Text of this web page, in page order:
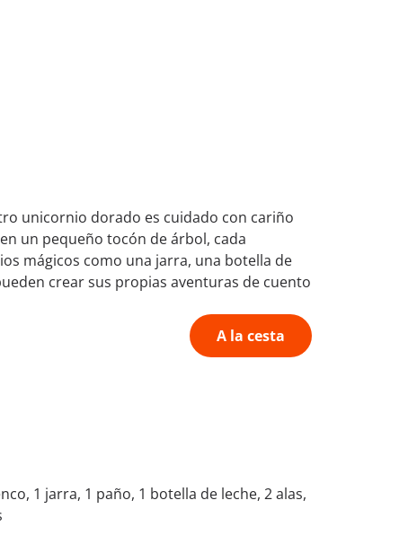
unicornio dorado es cuidado con cariño
un pequeño tocón de árbol, cada
mágicos como una jarra, una botella de
crear sus propias aventuras de cuento
A la cesta
1 jarra, 1 paño, 1 botella de leche, 2 alas,